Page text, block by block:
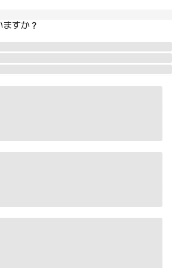
すか？